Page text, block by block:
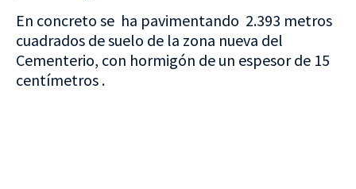
En concreto se ha pavimentando 2.393 metros
cuadrados de suelo de la zona nueva del
Cementerio, con hormigón de un espesor de 15
centímetros .